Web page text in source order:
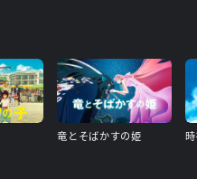
竜とそばかすの姫